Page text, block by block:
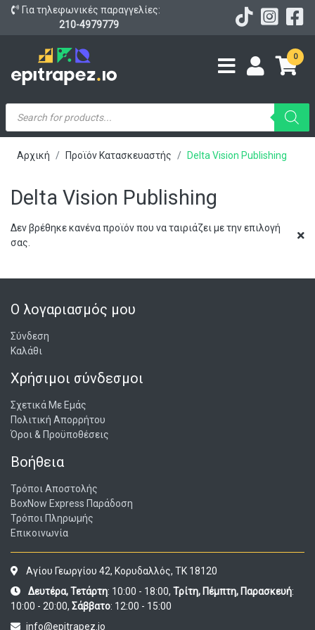
Για τηλεφωνικές παραγγελίες:
210-4979779
0
Products
search
Αρχική Προϊόν Κατασκευαστής Delta Vision Publishing
Delta Vision Publishing
Δεν βρέθηκε κανένα προϊόν που να ταιριάζει με την επιλογή
σας.
Ο λογαριασμός μου
Σύνδεση
Καλάθι
Χρήσιμοι σύνδεσμοι
Σχετικά Με Εμάς
Πολιτική Απορρήτου
Όροι & Προϋποθέσεις
Βοήθεια
Τρόποι Αποστολής
BoxNow Express Παράδοση
Τρόποι Πληρωμής
Επικοινωνία
Αγίου Γεωργίου 42, Κορυδαλλός, ΤΚ 18120
Δευτέρα, Τετάρτη: 10:00 - 18:00, Τρίτη, Πέμπτη, Παρασκευή:
10:00 - 20:00, Σάββατο: 12:00 - 15:00
info@epitrapez.io